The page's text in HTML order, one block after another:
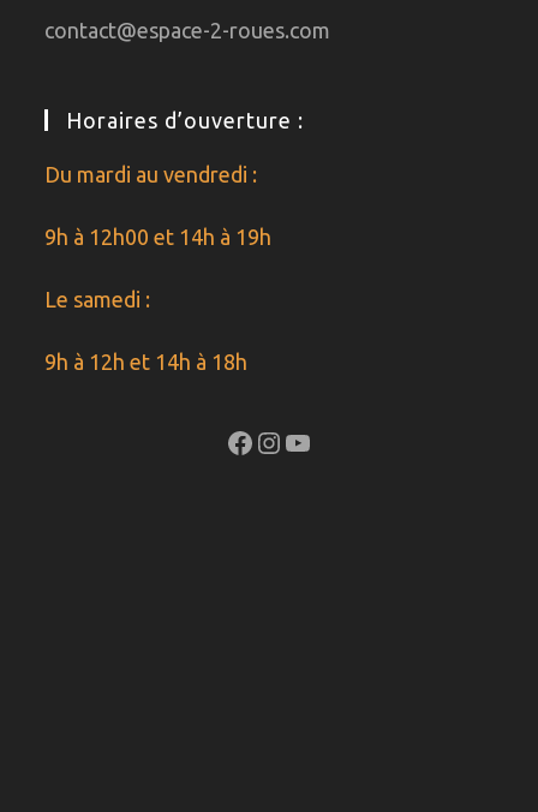
contact@espace-2-roues.com
Horaires d’ouverture :
Du mardi au vendredi :
9h à 12h00 et 14h à 19h
Le samedi :
9h à 12h et 14h à 18h